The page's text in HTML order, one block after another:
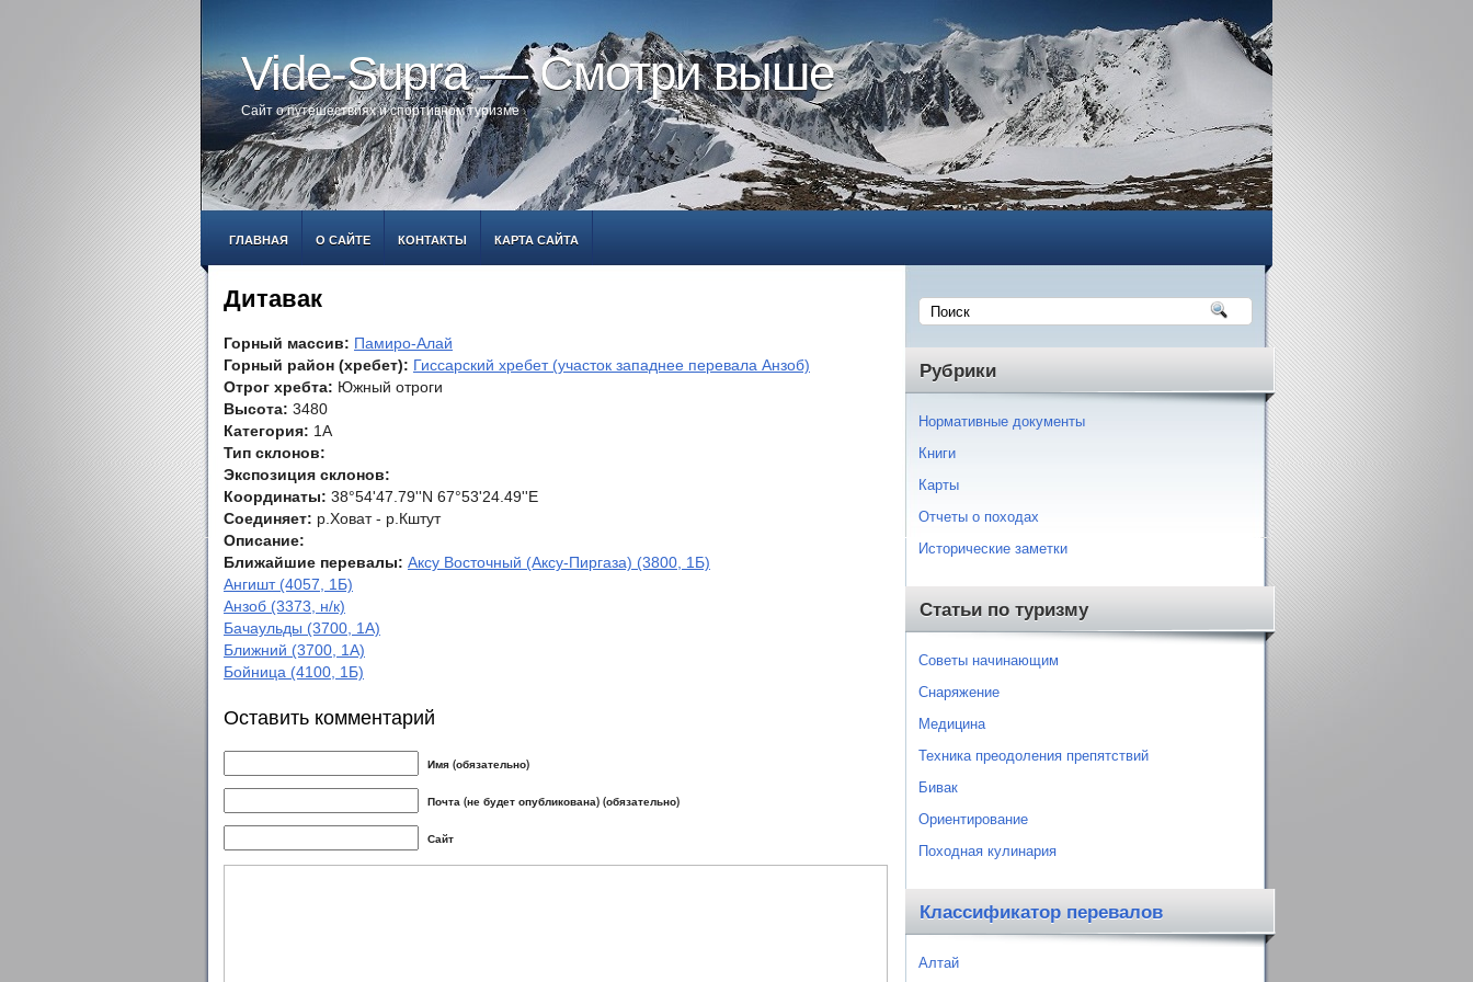
Vide-Supra — Смотри выше
Сайт о путешествиях и спортивном туризме
ГЛАВНАЯ О САЙТЕ КОНТАКТЫ КАРТА САЙТА
Дитавак
Горный массив: Памиро-Алай
Горный район (хребет): Гиссарский хребет (участок западнее перевала Анзоб)
Отрог хребта: Южный отроги
Высота: 3480
Категория: 1А
Тип склонов:
Экспозиция склонов:
Координаты: 38°54'47.79''N 67°53'24.49''E
Соединяет: р.Ховат - р.Кштут
Описание:
Ближайшие перевалы: Аксу Восточный (Аксу-Пиргаза) (3800, 1Б)
Ангишт (4057, 1Б)
Анзоб (3373, н/к)
Бачаульды (3700, 1А)
Ближний (3700, 1А)
Бойница (4100, 1Б)
Оставить комментарий
Имя (обязательно)
Почта (не будет опубликована) (обязательно)
Сайт
Рубрики
Нормативные документы
Книги
Карты
Отчеты о походах
Исторические заметки
Статьи по туризму
Советы начинающим
Снаряжение
Медицина
Техника преодоления препятствий
Бивак
Ориентирование
Походная кулинария
Классификатор перевалов
Алтай